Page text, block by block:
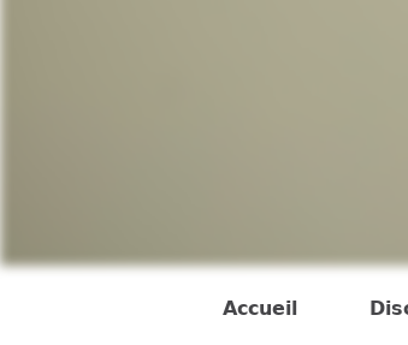
Accueil